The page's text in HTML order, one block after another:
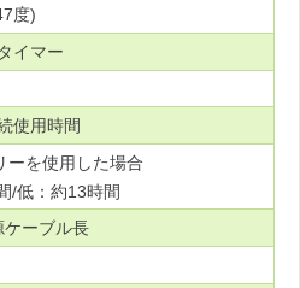
度)
タイマー
使用時間
ーを使用した場合
/低：約13時間
ケーブル長